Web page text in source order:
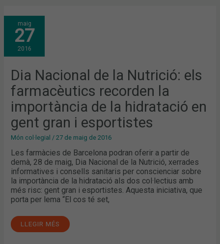
maig
27
2016
Dia Nacional de la Nutrició: els
farmacèutics recorden la
importància de la hidratació en
gent gran i esportistes
Món col·legial /27 de maig de 2016
Les farmàcies de Barcelona podran oferir a partir de
demà, 28 de maig, Dia Nacional de la Nutrició, xerrades
informatives i consells sanitaris per conscienciar sobre
la importància de la hidratació als dos col·lectius amb
més risc: gent gran i esportistes. Aquesta iniciativa, que
porta per lema “El cos té set,
DIA
NACIONAL
DE
LA
NUTRICIÓ:
ELS
FARMACÈUTICS
LA
IMPORTÀNCIA
DE
LA
HIDRATACIÓ
GENT
GRAN
I
ESPORTISTES
LLEGIR MÉS